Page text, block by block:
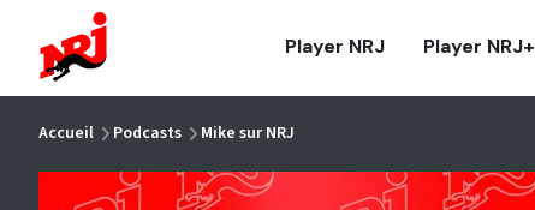
Player NRJ Player NRJ+
Accueil Podcasts Mike sur NRJ